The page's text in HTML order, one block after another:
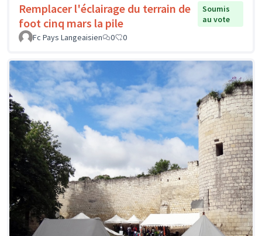
Remplacer l'éclairage du terrain de
foot cinq mars la pile
Soumis
au vote
Fc Pays Langeaisien
0 0